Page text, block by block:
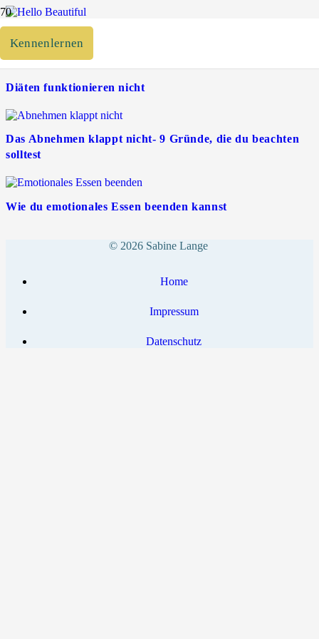
Kennenlernen
Diäten funktionieren nicht
Das Abnehmen klappt nicht- 9 Gründe, die du beachten
solltest
Wie du emotionales Essen beenden kannst
© 2026 Sabine Lange
Home
Impressum
Datenschutz